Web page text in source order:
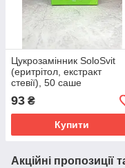
Цукрозамінник SoloSvit
(еритрітол, екстракт
стевії), 50 саше
93 ₴
Купити
Акційні пропозиції